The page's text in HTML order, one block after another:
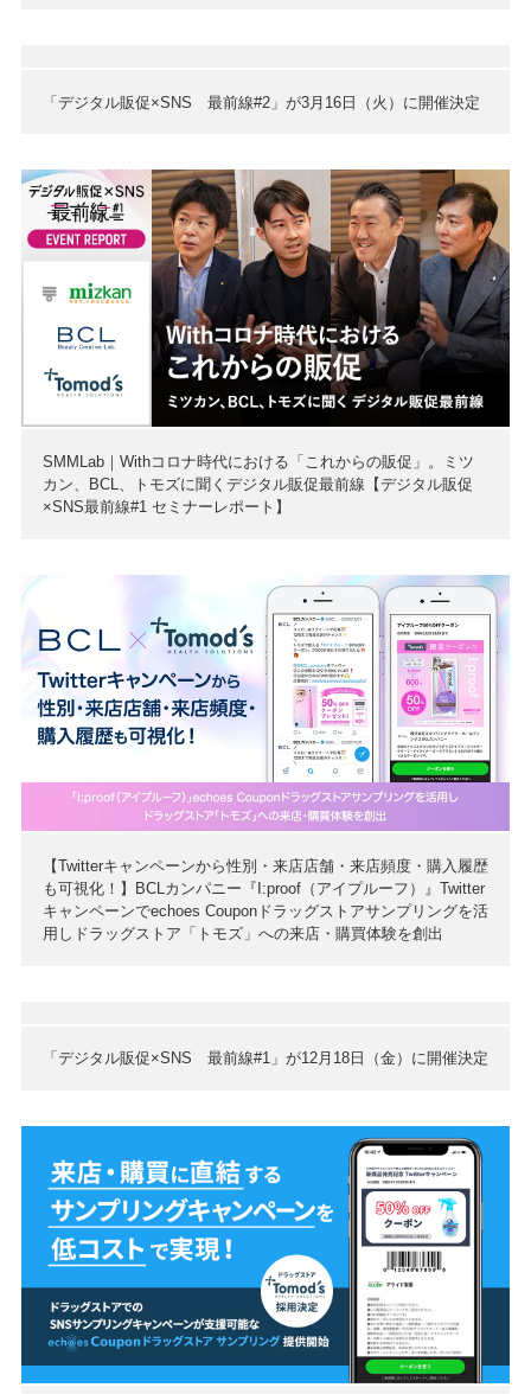
「デジタル販促×SNS 最前線#2」が3月16日（火）に開催決定
SMMLab｜Withコロナ時代における「これからの販促」。ミツ
カン、BCL、トモズに聞くデジタル販促最前線【デジタル販促
×SNS最前線#1 セミナーレポート】
【Twitterキャンペーンから性別・来店店舗・来店頻度・購入履歴
も可視化！】BCLカンパニー『I:proof（アイプルーフ）』Twitter
キャンペーンでechoes Couponドラッグストアサンプリングを活
用しドラッグストア「トモズ」への来店・購買体験を創出
「デジタル販促×SNS 最前線#1」が12月18日（金）に開催決定